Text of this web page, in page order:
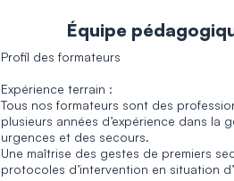
Équipe
Profil des formateurs
Expérience terrain :
Tous nos formateurs sont des
plusieurs années d’expérience dans la
urgences et des secours.
Une maîtrise des gestes de premiers
protocoles d’intervention en situation